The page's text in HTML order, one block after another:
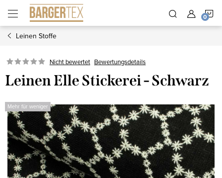
Inhalt
springen
Leinen Stoffe
Nicht bewertet Bewertungsdetails
Leinen Elle Stickerei - Schwarz
Mehr für weniger